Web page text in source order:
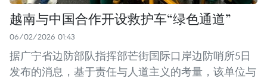
越南与中国合作开设救护车“绿色通道”
06/02/2026 01:43
据广宁省边防部队指挥部芒街国际口岸边防哨所5日
发布的消息，基于责任与人道主义的考量，该单位与